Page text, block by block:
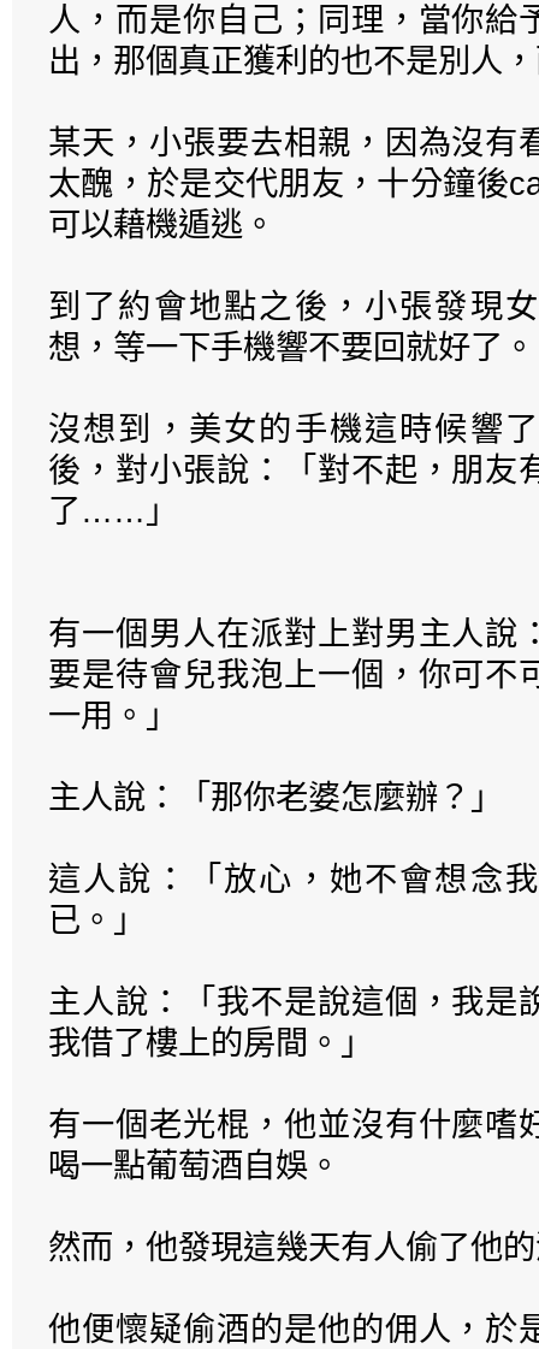
人，而是你自己；同理，當你給
出，那個真正獲利的也不是別人
某天，小張要去相親，因為沒有
太醜，於是交代朋友，十分鐘後
可以藉機遁逃。
到了約會地點之後，小張發現
想，等一下手機響不要回就好了。
沒想到，美女的手機這時候響
後，對小張說：「對不起，朋友
了……」
有一個男人在派對上對男主人說
要是待會兒我泡上一個，你可不
一用。」
主人說：「那你老婆怎麼辦？」
這人說：「放心，她不會想念
已。」
主人說：「我不是說這個，我是
我借了樓上的房間。」
有一個老光棍，他並沒有什麼嗜
喝一點葡萄酒自娛。
然而，他發現這幾天有人偷了他
他便懷疑偷酒的是他的佣人，於